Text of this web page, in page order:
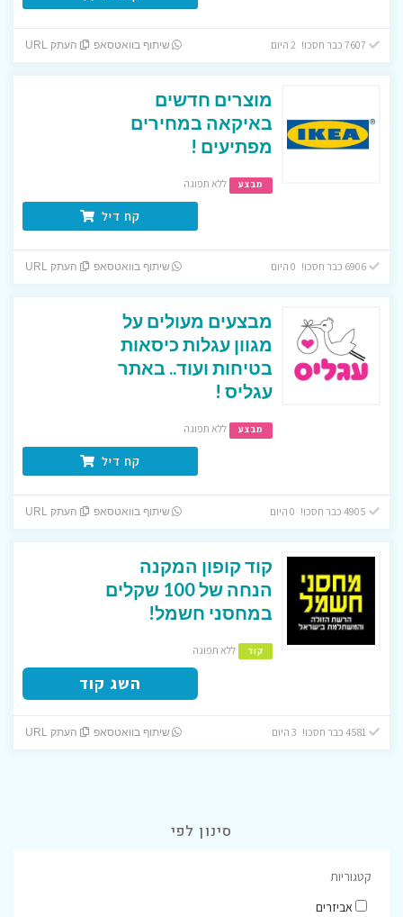
שיתוף בוואטסאפ העתק URL
מוצרים חדשים
באיקאה במחירים
מפתיעים !
מבצע ללא תפוגה
קח דיל
6906 כבר חסכו! 0 היום שיתוף בוואטסאפ העתק URL
מבצעים מעולים על
מגוון עגלות כיסאות
בטיחות ועוד.. באתר
עגליס !
מבצע ללא תפוגה
קח דיל
שיתוף בוואטסאפ העתק URL
קוד קופון המקנה
הנחה של 100 שקלים
במחסני חשמל!
קוד ללא תפוגה
השג קוד
שיתוף בוואטסאפ העתק URL
סינון לפי
קטגוריות
אביזרים